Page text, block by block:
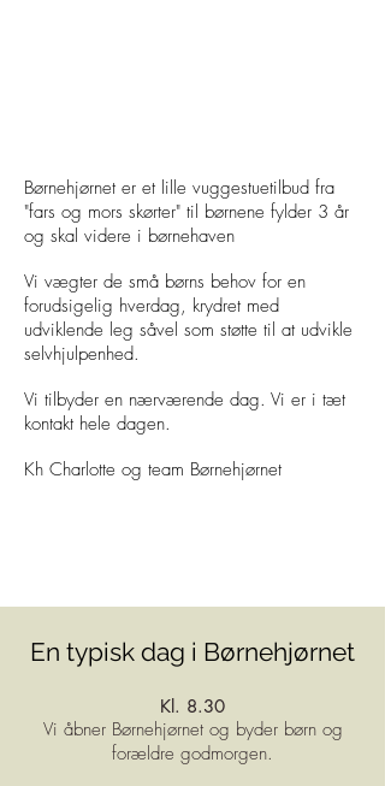
Børnehjørnet er et lille vuggestuetilbud fra
"fars og mors skørter" til børnene fylder 3 år
og skal videre i børnehaven
Vi vægter de små børns behov for en
forudsigelig hverdag, krydret med
udviklende leg såvel som støtte til at udvikle
selvhjulpenhed.
Vi tilbyder en nærværende dag. Vi er i tæt
kontakt hele dagen.
Kh Charlotte og team Børnehjørnet
En typisk dag i Børnehjørnet
Kl. 8.30
Vi åbner Børnehjørnet og byder børn og
forældre godmorgen.